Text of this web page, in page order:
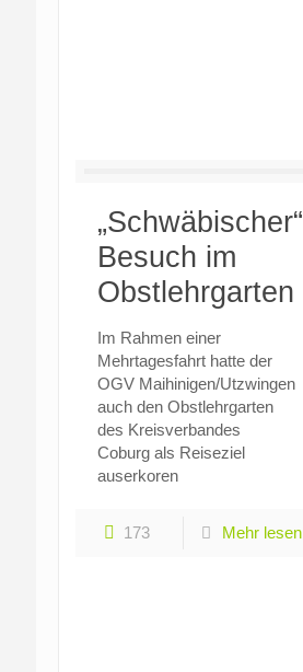
„Schwäbischer“
Besuch im
Obstlehrgarten
Im Rahmen einer
Mehrtagesfahrt hatte der
OGV Maihinigen/Utzwingen
auch den Obstlehrgarten
des Kreisverbandes
Coburg als Reiseziel
auserkoren
173 Mehr lesen